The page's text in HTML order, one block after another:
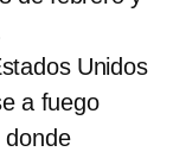
Unidos
a fuego
donde